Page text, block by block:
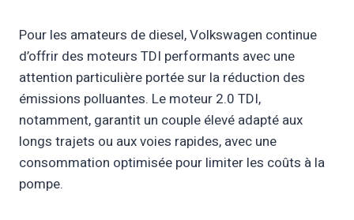
Pour les amateurs de diesel, Volkswagen continue
d’offrir des moteurs TDI performants avec une
attention particulière portée sur la réduction des
émissions polluantes. Le moteur 2.0 TDI,
notamment, garantit un couple élevé adapté aux
longs trajets ou aux voies rapides, avec une
consommation optimisée pour limiter les coûts à la
pompe.